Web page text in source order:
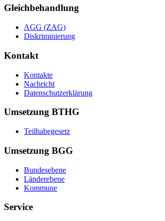
Gleichbehandlung
AGG (ZAG)
Diskriminierung
Kontakt
Kontakte
Nachricht
Datenschutzerklärung
Umsetzung BTHG
Teilhabegesetz
Umsetzung BGG
Bundesebene
Länderebene
Kommune
Service